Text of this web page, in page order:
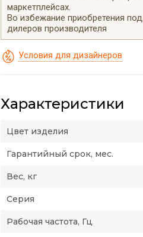
маркетплейсах.
Во избежание приобретения
дилеров производителя
Условия для дизайнеров
Характеристики
Цвет изделия
Гарантийный срок, мес.
Вес, кг
Серия
Рабочая частота, Гц